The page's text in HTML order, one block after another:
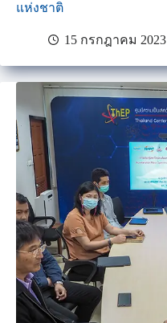
แห่งชาติ
15 กรกฎาคม 2023